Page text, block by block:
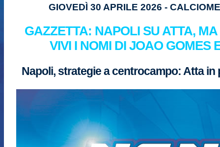
GIOVEDÌ 30 APRILE 2026 -
GAZZETTA: NAPOLI SU ATTA,
VIVI I NOMI DI JOAO GOMES
Napoli, strategie a centrocampo: Atta in